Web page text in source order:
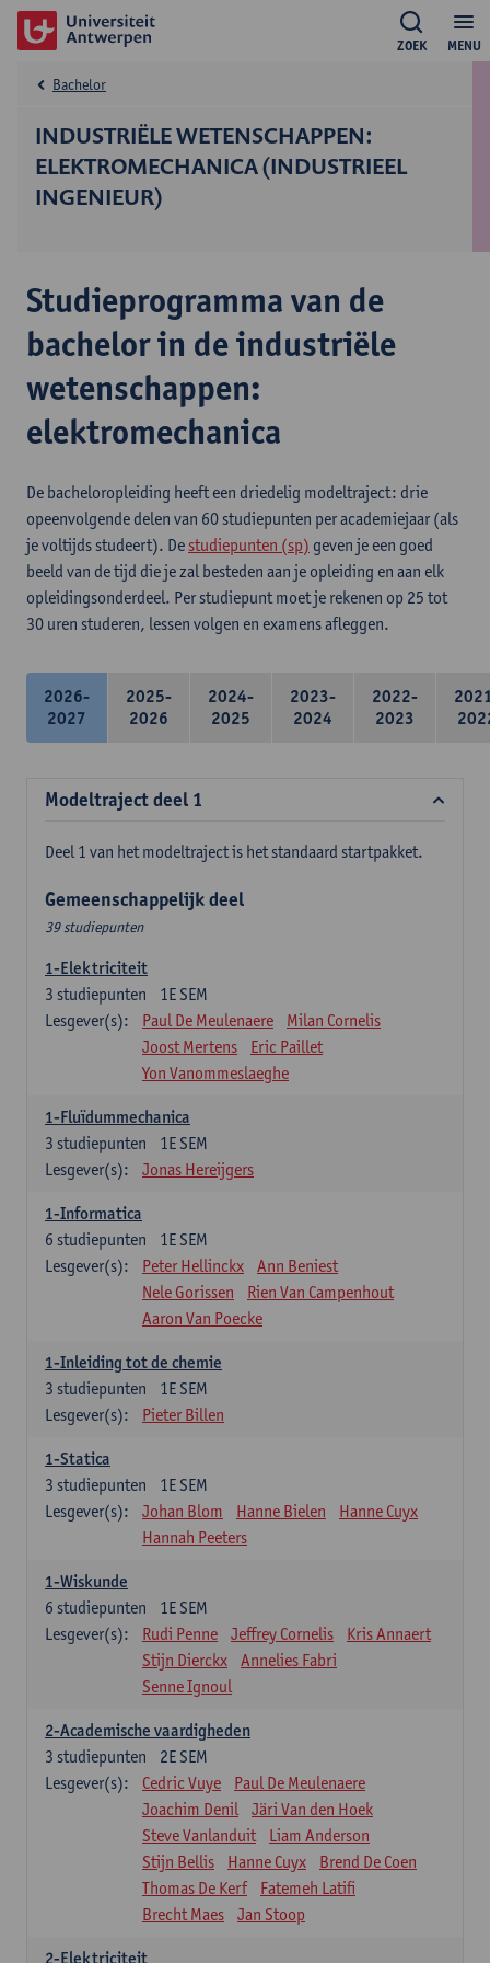
MENU
ZOEK
INDUSTRIËLE WETENSCHAPPEN:
ELEKTROMECHANICA (INDUSTRIEEL
INGENIEUR)
Bachelor
Studieprogramma van de
bachelor in de industriële
wetenschappen:
elektromechanica
De bacheloropleiding heeft een driedelig modeltraject: drie
opeenvolgende delen van 60 studiepunten per academiejaar (als
je voltijds studeert). De studiepunten (sp) geven je een goed
beeld van de tijd die je zal besteden aan je opleiding en aan elk
opleidingsonderdeel. Per studiepunt moet je rekenen op 25 tot
30 uren studeren, lessen volgen en examens afleggen.
2026-
2027
2025-
2026
2024-
2025
2023-
2024
2022-
2023
Modeltraject deel 1
Deel 1 van het modeltraject is het standaard startpakket.
Gemeenschappelijk deel
39 studiepunten
1-Elektriciteit
1E SEM
3 studiepunten
Lesgever(s):
Paul De Meulenaere
Milan Cornelis
Joost Mertens
Eric Paillet
Yon Vanommeslaeghe
1-Fluïdummechanica
1E SEM
3 studiepunten
Lesgever(s):
Jonas Hereijgers
1-Informatica
1E SEM
6 studiepunten
Lesgever(s):
Peter Hellinckx
Ann Beniest
Nele Gorissen
Rien Van Campenhout
Aaron Van Poecke
1-Inleiding tot de chemie
1E SEM
3 studiepunten
Lesgever(s):
Pieter Billen
1-Statica
1E SEM
3 studiepunten
Lesgever(s):
Johan Blom Hanne Bielen
Hanne Cuyx
Hannah Peeters
1-Wiskunde
1E SEM
6 studiepunten
Lesgever(s):
Rudi Penne Jeffrey Cornelis
Kris Annaert
Stijn Dierckx
Annelies Fabri
Senne Ignoul
2-Academische vaardigheden
2E SEM
3 studiepunten
Lesgever(s):
Cedric Vuye
Paul De Meulenaere
Joachim Denil
Järi Van den Hoek
Steve Vanlanduit
Liam Anderson
Stijn Bellis
Hanne Cuyx
Brend De Coen
Thomas De Kerf
Fatemeh Latifi
Brecht Maes
Jan Stoop
2-Elektriciteit